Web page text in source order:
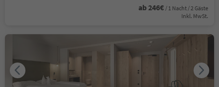
ab 246€ / 1 Nacht / 2 Gäste
Inkl. MwSt.